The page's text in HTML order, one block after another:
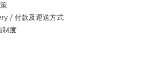
/ 付款及運送方式
制度